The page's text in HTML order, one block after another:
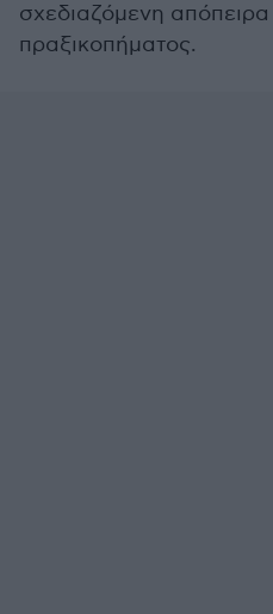
σχεδιαζόμενη
πραξικοπήματος.